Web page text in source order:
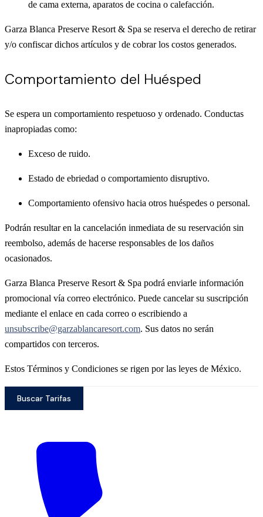
de cama externa, aparatos de cocina o calefacción.
Garza Blanca Preserve Resort & Spa se reserva el derecho de retirar
y/o confiscar dichos artículos y de cobrar los costos generados.
Comportamiento del Huésped
Se espera un comportamiento respetuoso y ordenado. Conductas
inapropiadas como:
Exceso de ruido.
Estado de ebriedad o comportamiento disruptivo.
Comportamiento ofensivo hacia otros huéspedes o personal.
Podrán resultar en la cancelación inmediata de su reservación sin
reembolso, además de hacerse responsables de los daños
ocasionados.
Garza Blanca Preserve Resort & Spa podrá enviarle información
promocional vía correo electrónico. Puede cancelar su suscripción
mediante el enlace en cada correo o escribiendo a
unsubscribe@garzablancaresort.com. Sus datos no serán
compartidos con terceros.
Estos Términos y Condiciones se rigen por las leyes de México.
Buscar Tarifas